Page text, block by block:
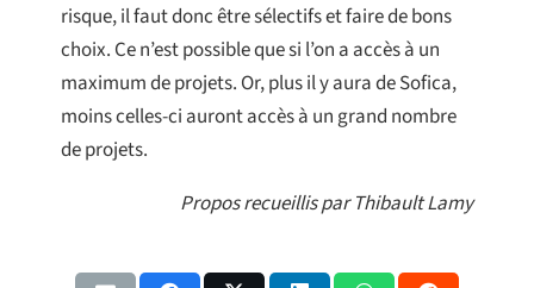
risque, il faut donc être sélectifs et faire de bons
choix. Ce n’est possible que si l’on a accès à un
maximum de projets. Or, plus il y aura de Sofica,
moins celles-ci auront accès à un grand nombre
de projets.
Propos recueillis par Thibault Lamy